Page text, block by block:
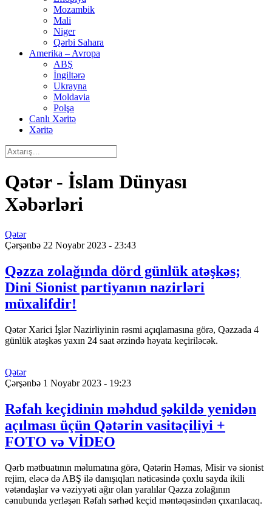
Mozambik
Mali
Niger
Qərbi Sahara
Amerika – Avropa
ABŞ
İngiltərə
Ukrayna
Moldavia
Polşa
Canlı Xəritə
Xəritə
Qətər - İslam Dünyası
Xəbərləri
Qətər
Çərşənbə 22 Noyabr 2023 - 23:43
Qəzza zolağında dörd günlük atəşkəs;
Dini Sionist partiyanın nazirləri
müxalifdir!
Qətər Xarici İşlər Nazirliyinin rəsmi açıqlamasına görə, Qəzzada 4
günlük atəşkəs yaxın 24 saat ərzində həyata keçiriləcək.
Qətər
Çərşənbə 1 Noyabr 2023 - 19:23
Rəfah keçidinin məhdud şəkildə yenidən
açılması üçün Qətərin vasitəçiliyi +
FOTO və VİDEO
Qərb mətbuatının məlumatına görə, Qətərin Həmas, Misir və sionist
rejim, eləcə də ABŞ ilə danışıqları nəticəsində çoxlu sayda ikili
vətəndaşlar və vəziyyəti ağır olan yaralılar Qəzza zolağının
cənubunda yerləşən Rəfah sərhəd keçid məntəqəsindən çıxarılacaq.